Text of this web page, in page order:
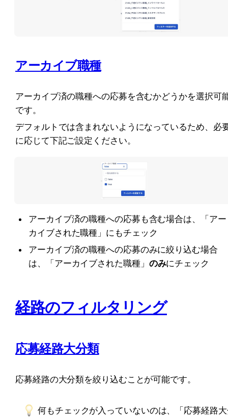
アーカイブ職種
アーカイブ済の職種への応募を含むかどうかを選択可
です。
デフォルトでは含まれないようになっているため、必
に応じて下記ご設定ください。
アーカイブ済の職種への応募も含む場合は、「アー
カイブされた職種」にもチェック
アーカイブ済の職種への応募のみに絞り込む場合
は、「アーカイブされた職種」 のみにチェック
経路のフィルタリング
応募経路大分類
応募経路の大分類を絞り込むことが可能です。
何もチェックが入っていないのは、「応募経路